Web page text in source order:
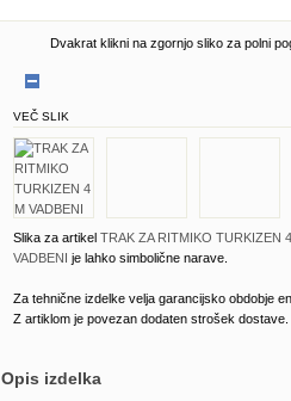
Dvakrat klikni na zgornjo sliko za polni
VEČ SLIK
Slika za artikel TRAK ZA RITMIKO TURKIZEN
VADBENI je lahko simbolične narave.
Za tehnične izdelke velja garancijsko obdobje
Z artiklom je povezan dodaten strošek dostave.
Opis izdelka